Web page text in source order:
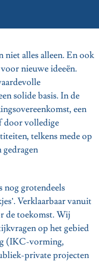
niet alles alleen. En ook
nieuwe ideeën.
solide basis. In de
een
door volledige
telkens mede op
gedragen
nog grotendeels
Verklaarbaar vanuit
de toekomst. Wij
op het gebied
(IKC-vorming,
private projecten